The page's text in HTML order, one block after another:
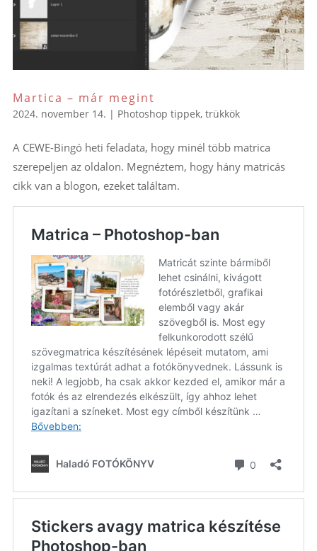
Martica – már megint
2024. november 14. | Photoshop tippek, trükkök
A CEWE-Bingó heti feladata, hogy minél több matrica
szerepeljen az oldalon. Megnéztem, hogy hány matricás
cikk van a blogon, ezeket találtam.